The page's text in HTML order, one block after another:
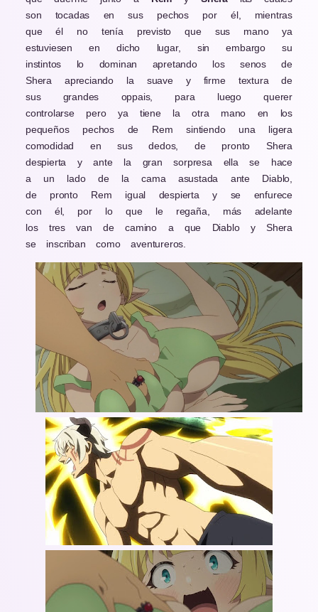
son tocadas en sus pechos por él, mientras
que él no tenía previsto que sus mano ya
estuviesen en dicho lugar, sin embargo su
instintos lo dominan apretando los senos de
Shera apreciando la suave y firme textura de
sus grandes oppais, para luego querer
controlarse pero ya tiene la otra mano en los
pequeños pechos de Rem sintiendo una ligera
comodidad en sus dedos, de pronto Shera
despierta y ante la gran sorpresa ella se hace
a un lado de la cama asustada ante Diablo,
de pronto Rem igual despierta y se enfurece
con él, por lo que le regaña, más adelante
los tres van de camino a que Diablo y Shera
se inscriban como aventureros.